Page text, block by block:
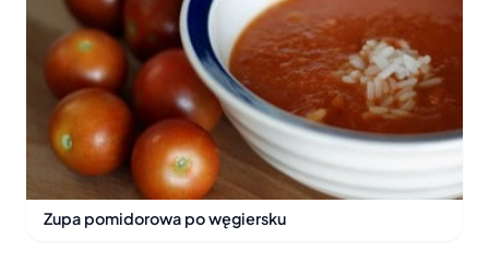
Zupa pomidorowa po węgiersku